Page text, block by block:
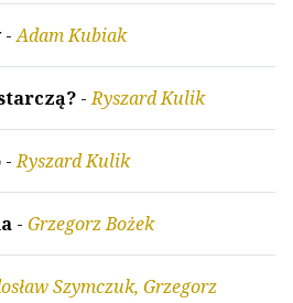
-Adam Kubiak
-Ryszard Kulik
-Ryszard Kulik
- Grzegorz Bożek
Szymczuk, Grzegorz